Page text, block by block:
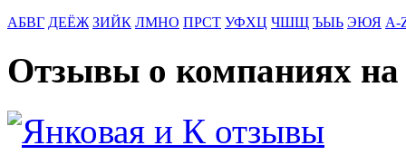
АБВГ ДЕЁЖ ЗИЙК ЛМНО ПРСТ УФХЦ ЧШЩ ЪЫЬ ЭЮЯ A-
Отзывы о компаниях